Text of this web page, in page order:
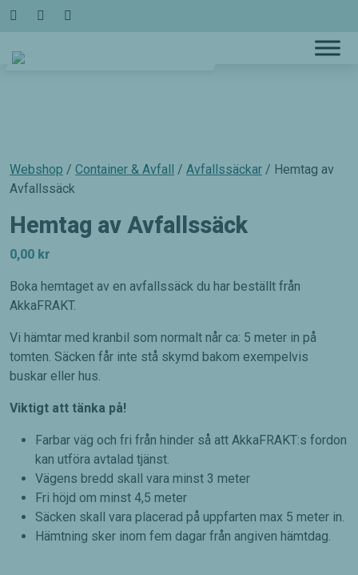
Hoppa
Webshop / Container & Avfall / Avfallssäckar / Hemtag av
Avfallssäck
Hemtag av Avfallssäck
0,00 kr
Boka hemtaget av en avfallssäck du har beställt från
AkkaFRAKT.
Vi hämtar med kranbil som normalt når ca: 5 meter in på
tomten. Säcken får inte stå skymd bakom exempelvis
buskar eller hus.
Viktigt att tänka på!
Farbar väg och fri från hinder så att AkkaFRAKT:s fordon
kan utföra avtalad tjänst.
Vägens bredd skall vara minst 3 meter
Fri höjd om minst 4,5 meter
Säcken skall vara placerad på uppfarten max 5 meter in.
Hämtning sker inom fem dagar från angiven hämtdag.